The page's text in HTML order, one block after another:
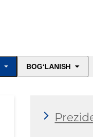
BOG‘LANISH